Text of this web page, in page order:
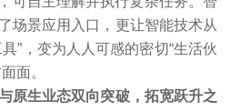
场景应用入口，更让智能技术从
”，变为人人可感的密切“生活伙
面。
原生业态双向突破，拓宽跃升之